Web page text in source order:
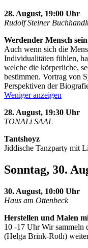
28. August, 19:00 Uhr
Rudolf Steiner
Werdender Mensch
Auch wenn sich die
Individualitäten fühlen,
welche die körperliche,
bestimmen. Vortrag von
Perspektiven der
Weniger anzeigen
28. August, 19:30 Uhr
TONALi SAAL
Tantshoyz
Jiddische Tanzparty mit
Sonntag, 30.
30. August, 10:00 Uhr
Haus am Ottenbeck
Herstellen und Malen
10 -17 Uhr Wir sammeln
(Helga Brink-Roth)